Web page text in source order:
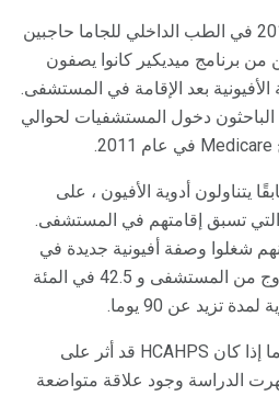
أثيرت دراسة أجريت عام 2016 في الطب الداخلي للجاما حاجبين
برنامج ميديكير كانوا يصفون
بعد الإقامة في المستشفى.
دخول المستشفيات لحوالي
يتناولون أدوية الأفيون ، على
خلال الـ 60 يومًا التي تسبق إقامتهم في المستشفى.
المئة منهم شغلوا وصفة أفيونية جديدة في
غضون أسبوع واحد من الخروج من المستشفى و 42.5 في المئة
تزيد عن 90 يوما.
بالنسبة لأي شخص شكك فيما إذا كان HCAHPS قد أثر على
الدراسة وجود علاقة متواضعة